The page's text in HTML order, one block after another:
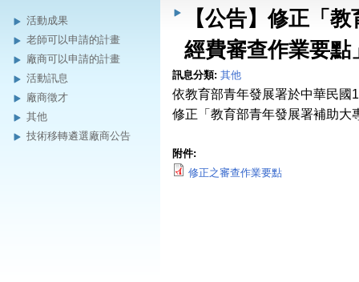
活動成果
老師可以申請的計畫
廠商可以申請的計畫
活動訊息
廠商徵才
其他
技術移轉遴選廠商公告
您在這裡
【公告】修正「
經費審查作業要點
訊息分類: 其他
依教育部青年發展署於中華民國
修正「教育部青年發展署補助大
附件:
修正之審查作業要點